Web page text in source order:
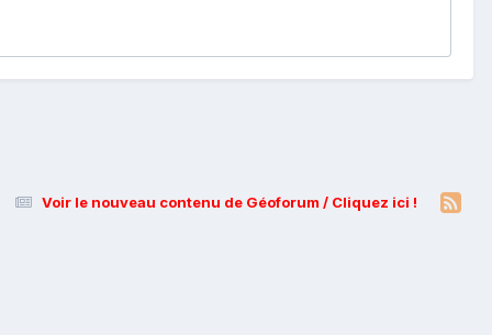
Voir le nouveau contenu de Géoforum / Cliquez ici !